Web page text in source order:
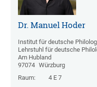
Dr. Manuel Hoder
Institut für deutsche
Lehrstuhl für deutsche
Am Hubland
97074 Würzburg
Raum:
4 E 7